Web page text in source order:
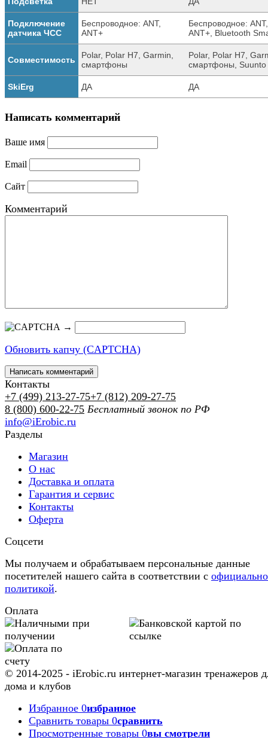
Подключение
датчика ЧСС
Беспроводное: ANT,
ANT+
Беспроводное: ANT,
ANT+, Bluetooth
Совместимость
Polar, Polar H7, Garmin,
смартфоны
Polar, Polar H7,
смартфоны, Suunto
SkiErg ДА ДА
Написать комментарий
Ваше имя
Email
Сайт
Комментарий
→
Обновить капчу (CAPTCHA)
Контакты
+7 (499) 213-27-75+7 (812) 209-27-75
8 (800) 600-22-75 Бесплатный звонок по РФ
info@iErobic.ru
Разделы
Магазин
О нас
Доставка и оплата
Гарантия и сервис
Контакты
Оферта
Соцсети
Мы получаем и обрабатываем персональные данные
посетителей нашего сайта в соответствии с
политикой.
Оплата
© 2014-2025 - iErobic.ru интернет-магазин тренажеров
дома и клубов
Избранное 0избранное
Сравнить товары 0сравнить
Просмотренные товары 0вы смотрели